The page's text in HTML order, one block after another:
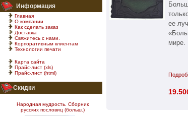
Информация
Главная
О компании
Как сделать заказ
Доставка
Свяжитесь с нами.
Корпоративным клиентам
Технологии печати
Карта сайта
Прайс-лист (xls)
Прайс-лист (html)
Скидки
Народная мудрость. Сборник
русских пословиц (больш.)
ее
мире.